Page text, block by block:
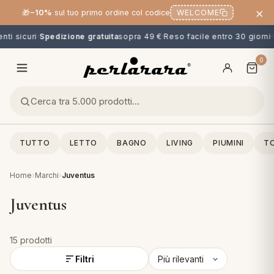
🎁−10% sul tuo primo ordine col codice WELCOME ×
sicuri·Spedizione gratuitasopra 49 € ·Reso facile entro 30 giorni·
0
TUTTO LETTO BAGNO LIVING PIUMINI
& CUSCINI
CALCIO & CARTOONS
Home›Marchi›Juventus
Juventus
Filtri
15 prodotti